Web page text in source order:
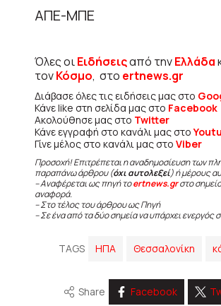
ΑΠΕ-ΜΠΕ
Όλες οιΕιδήσειςαπό τηνΕλλάδα
τονΚόσμο, στο ertnews.gr
Διάβασε όλες τις ειδήσεις μας στο
Κάνε like στη σελίδα μας στο Facebook
Ακολούθησε μας στο Twitter
Κάνε εγγραφή στο κανάλι μας στο
Γίνε μέλος στο κανάλι μας στο Viber
Προσοχή! Επιτρέπεται η αναδημοσίευση των
παραπάνω άρθρου (όχι αυτολεξεί) ή μέρους
– Αναφέρεται ως πηγή τοertnews.grστο
αναφορά.
– Στο τέλος του άρθρου ως Πηγή
– Σε ένα από τα δύο σημεία να υπάρχει ενεργός
TAGS ΗΠΑ Θεσσαλονίκη
Share Facebook